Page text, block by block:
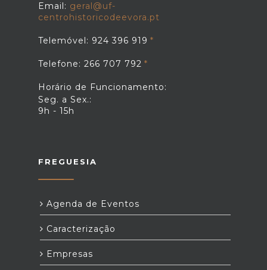
Email: geral@uf-
centrohistoricodeevora.pt
Telemóvel: 924 396 919
Telefone: 266 707 792
Horário de Funcionamento:
Seg. a Sex.:
9h - 15h
FREGUESIA
Agenda de Eventos
Caracterização
Empresas